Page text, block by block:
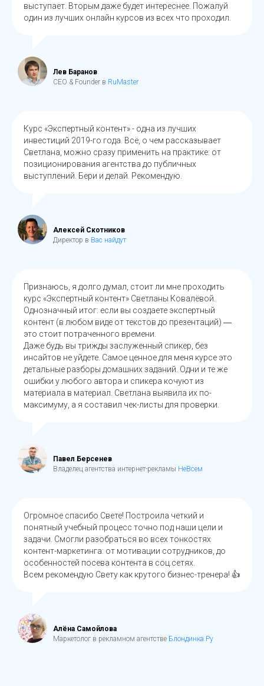
выступает. Вторым даже будет интереснее. Пожалуй
один из лучших онлайн курсов из всех что проходил.
Лев Баранов
CEO & Founder в RuMaster
Курс «Экспертный контент» - одна из лучших
инвестиций 2019-го года. Всё, о чем рассказывает
Светлана, можно сразу применить на практике: от
позиционирования агентства до публичных
выступлений. Бери и делай. Рекомендую.
Алексей Скотников
Директор в Вас найдут
Признаюсь, я долго думал, стоит ли мне проходить
курс «Экспертный контент» Светланы Ковалёвой.
Однозначный итог: если вы создаете экспертный
контент (в любом виде от текстов до презентаций) ―
это стоит потраченного времени.
Даже будь вы трижды заслуженный спикер, без
инсайтов не уйдете. Самое ценное для меня курсе это
детальные разборы домашних заданий. Одни и те же
ошибки у любого автора и спикера кочуют из
материала в материал. Светлана выявила их по-
максимуму, а я составил чек-листы для проверки.
Павел Берсенев
Владелец агентства интернет-рекламы НеВсем
Огромное спасибо Свете! Построила четкий и
понятный учебный процесс точно под наши цели и
задачи. Смогли разобраться во всех тонкостях
контент-маркетинга: от мотивации сотрудников, до
особенностей посева контента в соц.сетях.
Всем рекомендую Свету как крутого бизнес-тренера! 👍
Алёна Самойлова
Маркетолог в рекламном агентстве Блондинка.Ру